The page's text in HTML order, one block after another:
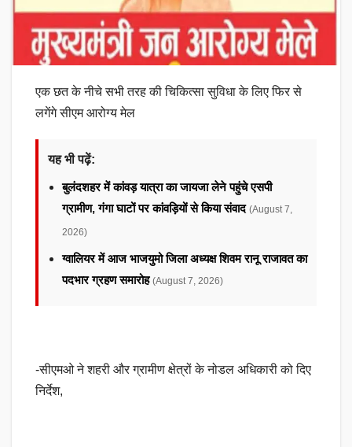
एक छत के नीचे सभी तरह की चिकित्सा सुविधा के लिए फिर से
लगेंगे सीएम आरोग्य मेल
यह भी पढ़ें:
बुलंदशहर में कांवड़ यात्रा का जायजा लेने पहुंचे एसपी
ग्रामीण, गंगा घाटों पर कांवड़ियों से किया संवाद (August 7,
2026)
ग्वालियर में आज भाजयुमो जिला अध्यक्ष शिवम रानू राजावत का
पदभार ग्रहण समारोह (August 7, 2026)
-सीएमओ ने शहरी और ग्रामीण क्षेत्रों के नोडल अधिकारी को दिए
निर्देश,